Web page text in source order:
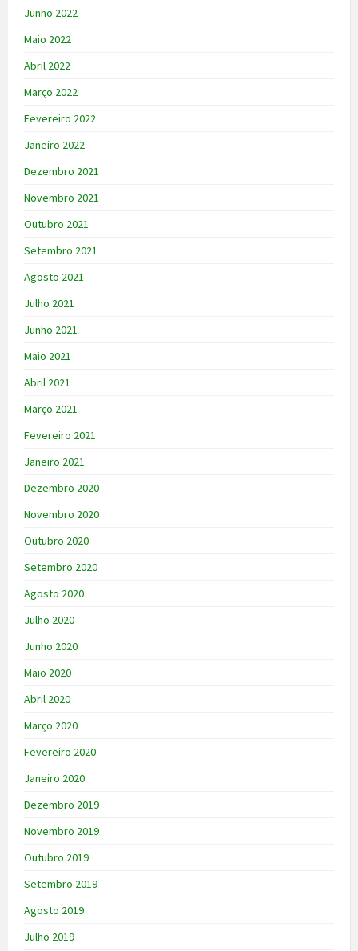
Junho 2022
Maio 2022
Abril 2022
Março 2022
Fevereiro 2022
Janeiro 2022
Dezembro 2021
Novembro 2021
Outubro 2021
Setembro 2021
Agosto 2021
Julho 2021
Junho 2021
Maio 2021
Abril 2021
Março 2021
Fevereiro 2021
Janeiro 2021
Dezembro 2020
Novembro 2020
Outubro 2020
Setembro 2020
Agosto 2020
Julho 2020
Junho 2020
Maio 2020
Abril 2020
Março 2020
Fevereiro 2020
Janeiro 2020
Dezembro 2019
Novembro 2019
Outubro 2019
Setembro 2019
Agosto 2019
Julho 2019